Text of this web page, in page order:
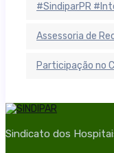
#SindiparPR
Assessoria de
Participação no
Sindicato dos